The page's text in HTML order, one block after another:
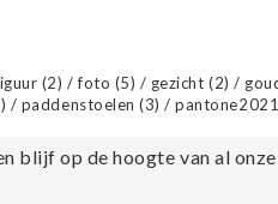
(2) /foto (5) / gezicht (2) /
/ paddenstoelen(3) /pantone2021
blijf op de hoogte van al